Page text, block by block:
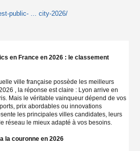
public- ... city-2026/
en France en 2026 : le classement
ville française possède les meilleurs
, la réponse est claire : Lyon arrive en
Mais le véritable vainqueur dépend de vos
prix abordables ou innovations
les principales villes candidates, leurs
réseau le mieux adapté à vos besoins.
la couronne en 2026